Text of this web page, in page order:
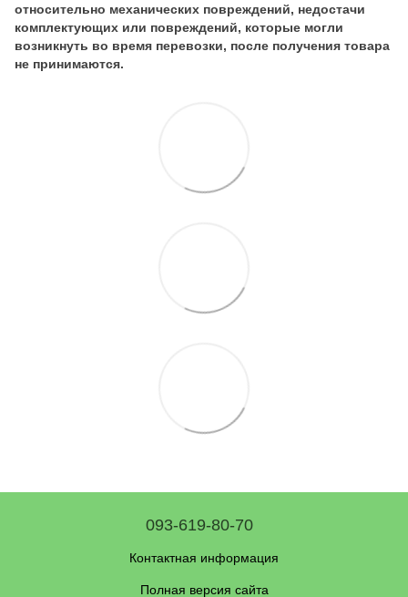
относительно механических повреждений, недостачи
комплектующих или повреждений, которые могли
возникнуть во время перевозки, после получения товара
не принимаются.
093-619-80-70
Контактная информация
Полная версия сайта